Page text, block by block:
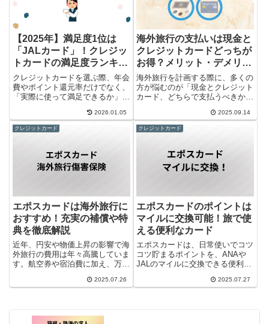
【2025年】満足度1位は
「JALカード」！クレジッ
トカードの満足度ランキン
グを徹底解説
クレジットカードを選ぶ際、年会
費やポイント還元率だけでなく、
「実際に使って満足できるか」を
そうした利用者目線の評価を数値
化した指標として注目されている
のが、日本版顧客満足度指数
2026.01.05
海外旅行の支払いは現金と
クレジットカードどっちが
お得？メリット・デメリッ
トを徹底比較
海外旅行を計画する際に、多くの
方が悩むのが「現金とクレジット
カード、どちらで支払うべきか」
台では現金が便利な一方で、クレ
ジットカードは為替レートの有利
さや補償制度が魅力です。しか
2025.09.14
クレジットカード
エポスカードは海外旅行に
おすすめ！充実の補償や特
典を徹底解説
近年、円安や物価上昇の影響で海
外旅行の費用は年々高騰していま
す。航空券や宿泊費に加え、万が
ひとつ。そこで注目したいのが、
2025.07.26
クレジットカード
エポスカードのポイントは
マイルに交換可能！旅で使
える便利なカード
エポスカードは、日常使いでコツ
コツ貯まるポイントを、ANAや
JALのマイルに交換できる便利な
外にも、商品券やプリペイドカー
2025.07.27